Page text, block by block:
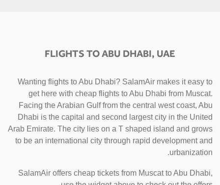
FLIGHTS TO ABU DHABI, UAE
Wanting flights to Abu Dhabi? SalamAir makes it easy to
get here with cheap flights to Abu Dhabi from Muscat.
Facing the Arabian Gulf from the central west coast, Abu
Dhabi is the capital and second largest city in the United
Arab Emirate. The city lies on a T shaped island and grows
to be an international city through rapid development and
urbanization.
SalamAir offers cheap tickets from Muscat to Abu Dhabi,